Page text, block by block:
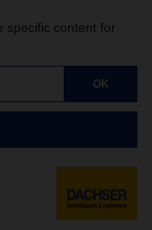
specific content for
OK